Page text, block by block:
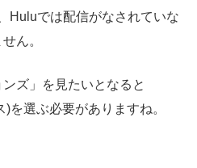
Huluでは配信がなされていな
ん。
ズ」を見たいとなると
を選ぶ必要がありますね。